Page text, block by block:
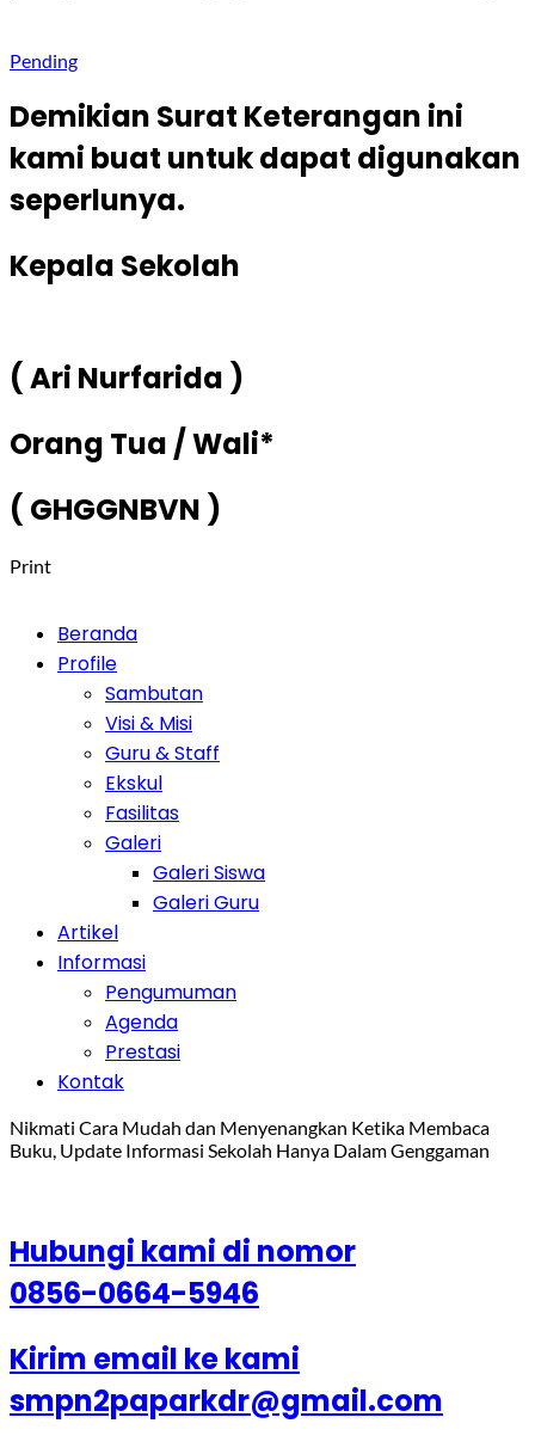
Pending
Demikian Surat Keterangan ini
kami buat untuk dapat digunakan
seperlunya.
Kepala Sekolah
( Ari Nurfarida )
Orang Tua / Wali*
( GHGGNBVN )
Print
Beranda
Profile
Sambutan
Visi & Misi
Guru & Staff
Ekskul
Fasilitas
Galeri
Galeri Siswa
Galeri Guru
Artikel
Informasi
Pengumuman
Agenda
Prestasi
Kontak
Nikmati Cara Mudah dan Menyenangkan Ketika Membaca
Buku, Update Informasi Sekolah Hanya Dalam Genggaman
Hubungi kami di nomor
0856-0664-5946
Kirim email ke kami
smpn2paparkdr@gmail.com